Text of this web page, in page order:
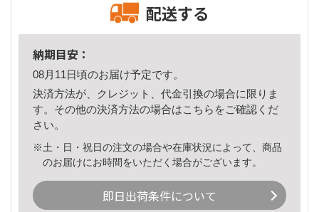
配送する
納期目安：
08月11日頃のお届け予定です。
決済方法が、クレジット、代金引換の場合に限りま
す。その他の決済方法の場合はこちら をご確認くだ
さい。
※土・日・祝日の注文の場合や在庫状況によって、商品
のお届けにお時間をいただく場合がございます。
即日出荷条件について